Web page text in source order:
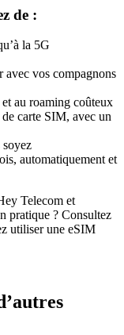
de :
la 5G
avec vos compagnons
au roaming coûteux
carte SIM, avec un
automatiquement et
Telecom et
pratique ? Consultez
utiliser une eSIM